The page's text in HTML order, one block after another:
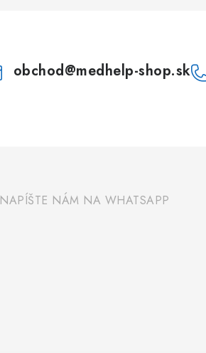
obchod@medhelp-shop.sk
NAPÍŠTE NÁM NA WHATSAPP